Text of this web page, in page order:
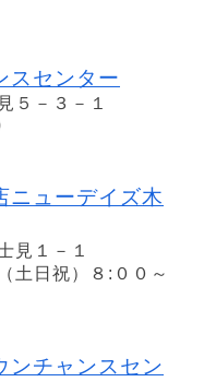
スセンター
５－３－１
ニューデイズ木
見１－１
土日祝）８:００～
ンチャンスセン